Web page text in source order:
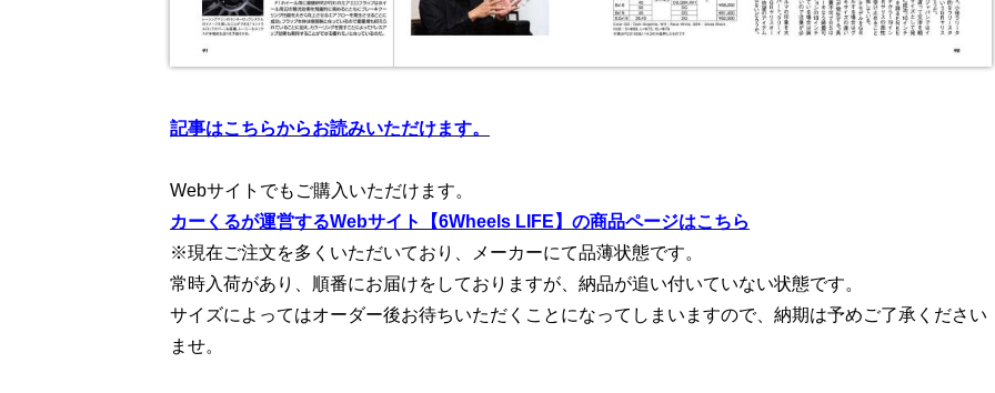
記事はこちらからお読みいただけます。
Webサイトでもご購入いただけます。
カーくるが運営するWebサイト【6Wheels LIFE】の商品ページはこちら
※現在ご注文を多くいただいており、メーカーにて品薄状態です。
常時入荷があり、順番にお届けをしておりますが、納品が追い付いていない状態です。
サイズによってはオーダー後お待ちいただくことになってしまいますので、納期は予めご了承ください
ませ。